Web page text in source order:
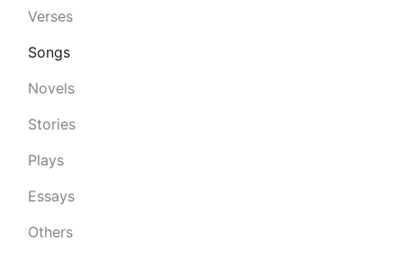
Verses
Songs
Novels
Stories
Plays
Essays
Others